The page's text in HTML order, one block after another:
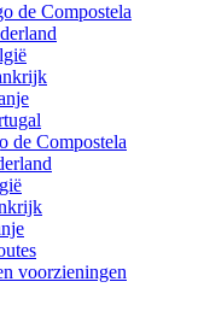
de Compostela
de Compostela
voorzieningen